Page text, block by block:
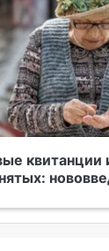
квитанции